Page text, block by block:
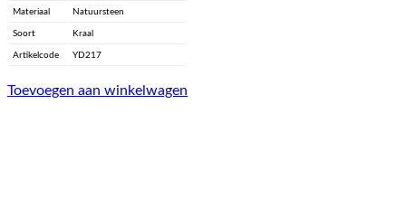
Materiaal Natuursteen
Soort Kraal
Artikelcode YD217
Toevoegen aan winkelwagen